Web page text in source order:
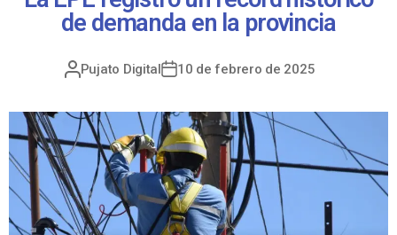
de demanda en la provincia
Pujato Digital 10 de febrero de 2025